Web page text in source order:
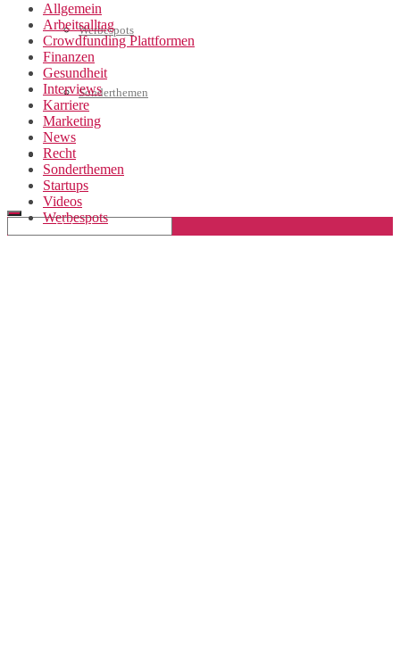
Werbespots
Sonderthemen
Geschäftskonto eröffnen
Allgemein
Arbeitsalltag
Crowdfunding Plattformen
Finanzen
Gesundheit
Interviews
Karriere
Marketing
News
Recht
Sonderthemen
Startups
Videos
Werbespots